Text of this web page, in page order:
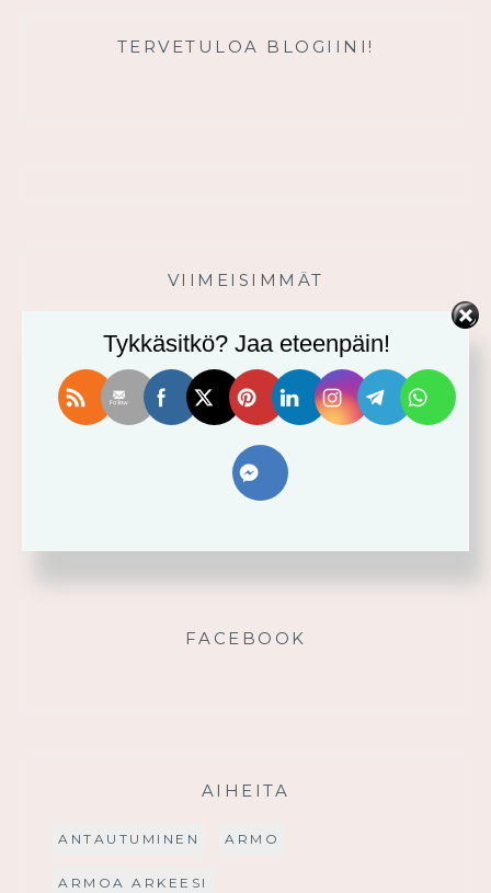
TERVETULOA BLOGIINI!
VIIMEISIMMÄT
Usko tai älä! -minikurssi ja sen videot
Vahvistu armosta!
Älä yritä omin voimin
FACEBOOK
AIHEITA
ANTAUTUMINEN ARMO
ARMOA ARKEESI
Tykkäsitkö? Jaa eteenpäin!